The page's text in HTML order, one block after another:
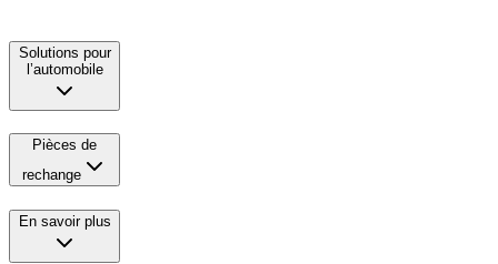
Solutions pour
l’automobile
Pièces de
rechange
En savoir plus